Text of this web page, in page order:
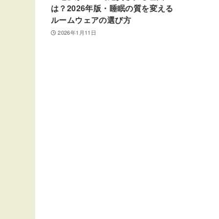
は？2026年版・睡眠の質を変える
ルームウェアの選び方
2026年1月11日